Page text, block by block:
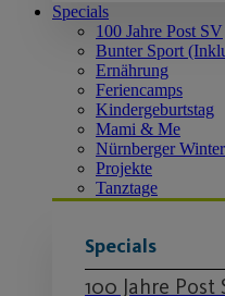
Specials
100 Jahre Post SV
Bunter Sport
Ernährung
Feriencamps
Kindergeburtstag
Mami & Me
Nürnberger
Projekte
Tanztage
Specials
100 Jahre Post